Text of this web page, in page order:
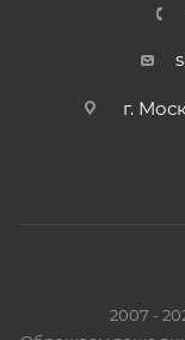
г.
2007 -